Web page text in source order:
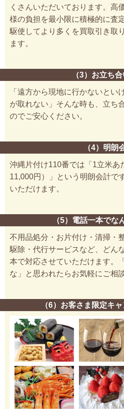
くさんいただいております。高
様の負担を最小限に積極的に査
駆使してより多くを買取引き取
ます。
（3）お立ち
「遠方から現地に行かないとい
が取れない」そんな時も、立ち
のでご安心ください。
（4）明朗
沖縄片付け110番では「1立米あ
11,000円）」という明朗会計で
いただけます。
（5）電話一本でな
不用品処分・お片付け・清掃・
駆除・代行サービスなど、どん
本で対応させていただけます。
な」と思われたらお気軽にご相
（6）お客さま限定キ